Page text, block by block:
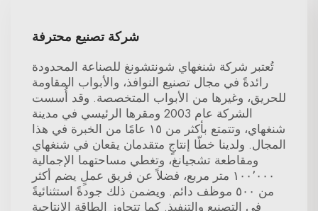
شركة تصنيع محترفة
تُعتبر شركة شنغهاي شونتشونغ للصناعة المحدودة
رائدةً في مجال تصنيع النوافذ، والأبواب المقاومة
للحريق، وغيرها من الأبواب المتخصصة. وقد أُسست
الشركة عام 2003 ومقرها الرئيسي في مدينة
شنغهاي، وتتمتع بأكثر من ١٥ عامًا من الخبرة في هذا
المجال. ولدينا خطّا إنتاجٍ متقدمان يقعان في شنغهاي
ومقاطعة تشجيانغ، وتغطي مساحتهما الإجمالية
١٠٠٬٠٠٠ متر مربع، فضلاً عن فريق عملٍ يضم أكثر
من ٥٠٠ موظف دائم. ويضمن ذلك جودةً استثنائيةً
في التصنيع والتنفيذ. كما تتجاوز الطاقة الإنتاجية